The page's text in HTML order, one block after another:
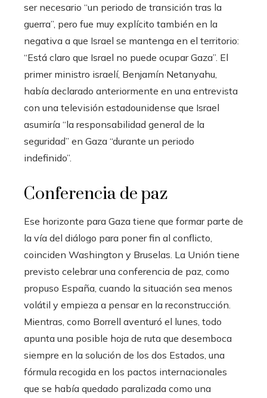
ser necesario “un periodo de transición tras la
guerra”, pero fue muy explícito también en la
negativa a que Israel se mantenga en el territorio:
“Está claro que Israel no puede ocupar Gaza”. El
primer ministro israelí, Benjamín Netanyahu,
había declarado anteriormente en una entrevista
con una televisión estadounidense que Israel
asumiría “la responsabilidad general de la
seguridad” en Gaza “durante un periodo
indefinido”.
Conferencia de paz
Ese horizonte para Gaza tiene que formar parte de
la vía del diálogo para poner fin al conflicto,
coinciden Washington y Bruselas. La Unión tiene
previsto celebrar una conferencia de paz, como
propuso España, cuando la situación sea menos
volátil y empieza a pensar en la reconstrucción.
Mientras, como Borrell aventuró el lunes, todo
apunta una posible hoja de ruta que desemboca
siempre en la solución de los dos Estados, una
fórmula recogida en los pactos internacionales
que se había quedado paralizada como una